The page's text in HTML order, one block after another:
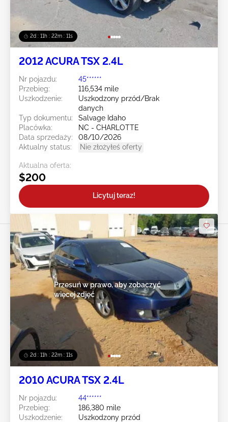
2d : 11h : 22m : 08s
2012 ACURA TSX 2.4L
Nr pojazdu:
45******
Przebieg:
116,534 mile
Uszkodzenie:
Uszkodzony przód/Brak
danych
Typ dokumentu:
Salvage Idaho
Placówka:
NC - CHARLOTTE
Data sprzedaży:
08/10/2026
Aktualny status:
Nie złożyłeś oferty
Aktualna oferta:
$200
Licytuj teraz!
2d : 11h : 22m : 08s
Przesuń w prawo, aby zobaczyć
więcej zdjęć
2010 ACURA TSX 2.4L
Nr pojazdu:
44******
Przebieg:
186,380 mile
Uszkodzenie:
Uszkodzony przód